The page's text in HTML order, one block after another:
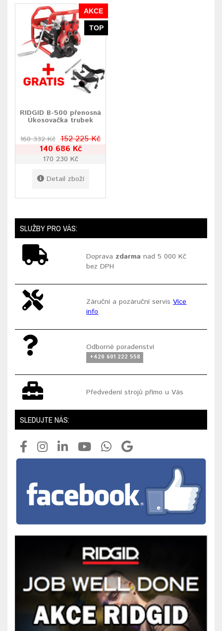
AKCE
TOP
RIDGID B-500 přenosná
Úkosovačka trubek
160 332 Kč 152 225 Kč
140 686 Kč
170 230 Kč
Detail zboží
SLUŽBY PRO VÁS:
Doprava zdarma nad 5 000 Kč
bez DPH
Záruční a pozáruční servisVíce
info
Odborné poradenství
+420 601 222 558
Předvedení strojů přímo u Vás
SLEDUJTE NÁS: